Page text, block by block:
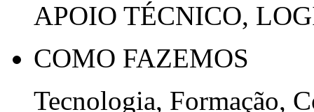
APOIO TÉCNICO,
COMO FAZEMOS
Tecnologia, Formação,